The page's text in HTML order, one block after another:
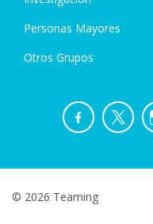
Personas Mayores
Otros Grupos
© 2026 Teaming